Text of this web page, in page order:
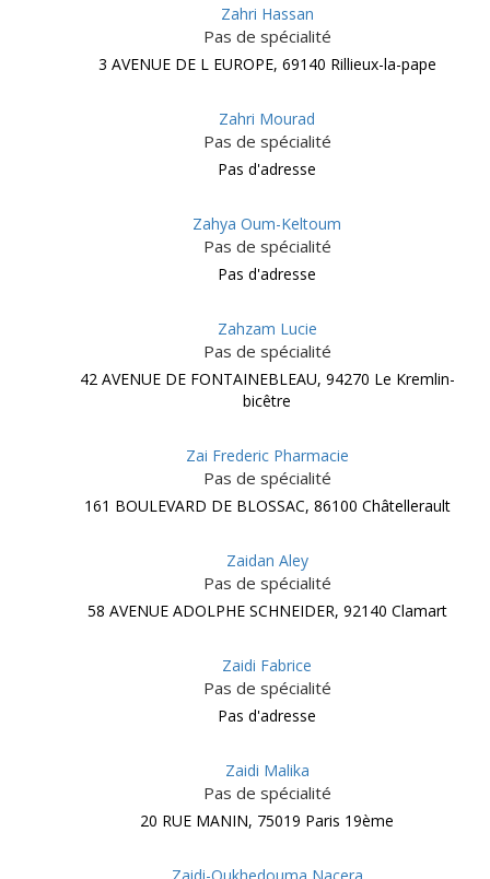
Zahri Hassan
Pas de spécialité
3 AVENUE DE L EUROPE, 69140 Rillieux-la-pape
Zahri Mourad
Pas de spécialité
Pas d'adresse
Zahya Oum-Keltoum
Pas de spécialité
Pas d'adresse
Zahzam Lucie
Pas de spécialité
42 AVENUE DE FONTAINEBLEAU, 94270 Le Kremlin-
bicêtre
Zai Frederic Pharmacie
Pas de spécialité
161 BOULEVARD DE BLOSSAC, 86100 Châtellerault
Zaidan Aley
Pas de spécialité
58 AVENUE ADOLPHE SCHNEIDER, 92140 Clamart
Zaidi Fabrice
Pas de spécialité
Pas d'adresse
Zaidi Malika
Pas de spécialité
20 RUE MANIN, 75019 Paris 19ème